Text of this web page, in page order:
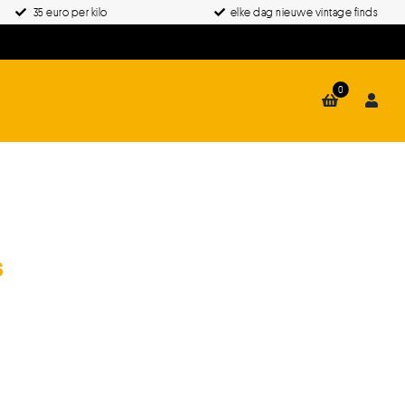
35 euro per kilo elke dag nieuwe vintage finds
0